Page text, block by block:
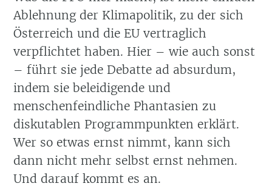
Ablehnung der Klimapolitik, zu der sich
Österreich und die EU vertraglich
verpflichtet haben. Hier – wie auch sonst
– führt sie jede Debatte ad absurdum,
indem sie beleidigende und
menschenfeindliche Phantasien zu
diskutablen Programmpunkten erklärt.
Wer so etwas ernst nimmt, kann sich
dann nicht mehr selbst ernst nehmen.
Und darauf kommt es an.